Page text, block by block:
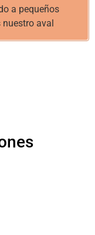
a pequeños
aval